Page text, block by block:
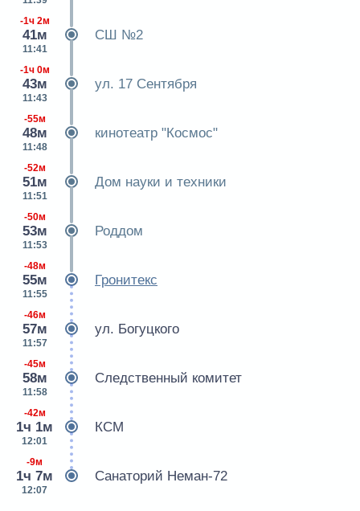
-1ч 2м
41м
11:41
СШ №2
-1ч 0м
43м
11:43
ул. 17 Сентября
-55м
48м
11:48
кинотеатр "Космос"
-52м
51м
11:51
Дом науки и техники
-50м
53м
11:53
Роддом
-48м
55м
11:55
Гронитекс
-46м
57м
11:57
ул. Богуцкого
-45м
58м
11:58
Следственный комитет
-42м
1ч 1м
12:01
КСМ
-9м
1ч 7м
12:07
Санаторий Неман-72